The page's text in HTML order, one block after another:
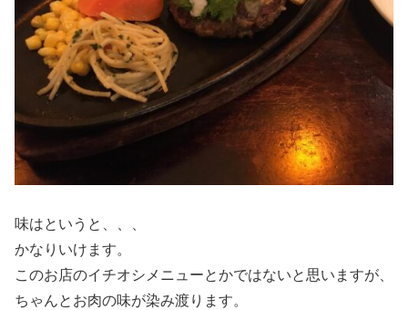
味はというと、、、
かなりいけます。
このお店のイチオシメニューとかではないと思いますが、
ちゃんとお肉の味が染み渡ります。